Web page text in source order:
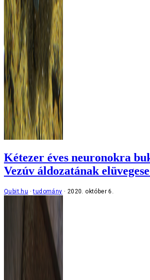
Kétezer éves neuronokra
Vezúv áldozatának
Qubit.hu tudomány 2020. október 6.